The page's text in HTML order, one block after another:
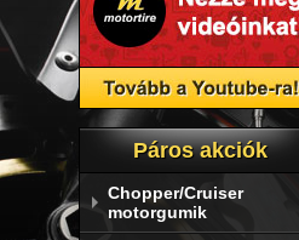
Páros akciók
Chopper/Cruiser
motorgumik